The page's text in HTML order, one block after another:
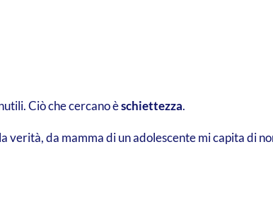
Ciò che cercano èschiettezza.
da mamma di un adolescente mi capita di